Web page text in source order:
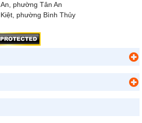
phường Tân An
phường Bình Thủy